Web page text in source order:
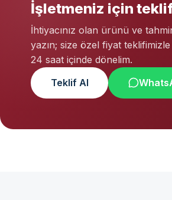
İşletmeniz için teklif
İhtiyacınız olan ürünü ve
yazın; size özel fiyat
24 saat içinde dönelim.
Teklif Al